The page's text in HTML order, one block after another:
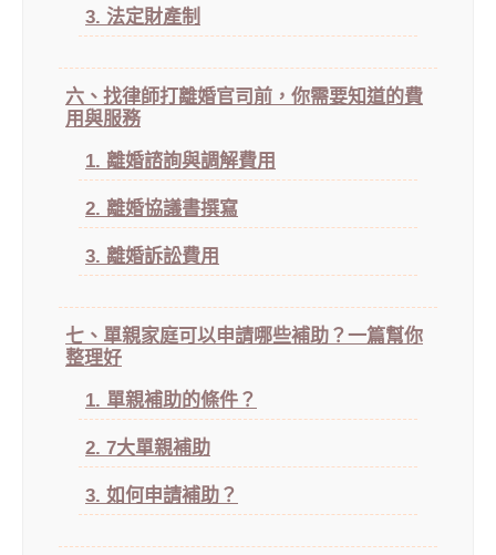
3. 法定財產制
六、找律師打離婚官司前，你需要知道的費
用與服務
1. 離婚諮詢與調解費用
2. 離婚協議書撰寫
3. 離婚訴訟費用
七、單親家庭可以申請哪些補助？一篇幫你
整理好
1. 單親補助的條件？
2. 7大單親補助
3. 如何申請補助？